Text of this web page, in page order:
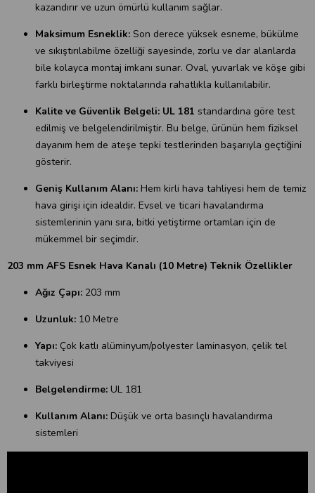
kazandırır ve uzun ömürlü kullanım sağlar.
Maksimum Esneklik: Son derece yüksek esneme, bükülme
ve sıkıştırılabilme özelliği sayesinde, zorlu ve dar alanlarda
bile kolayca montaj imkanı sunar. Oval, yuvarlak ve köşe gibi
farklı birleştirme noktalarında rahatlıkla kullanılabilir.
Kalite ve Güvenlik Belgeli: UL 181 standardına göre test
edilmiş ve belgelendirilmiştir. Bu belge, ürünün hem fiziksel
dayanım hem de ateşe tepki testlerinden başarıyla geçtiğini
gösterir.
Geniş Kullanım Alanı: Hem kirli hava tahliyesi hem de temiz
hava girişi için idealdir. Evsel ve ticari havalandırma
sistemlerinin yanı sıra, bitki yetiştirme ortamları için de
mükemmel bir seçimdir.
203 mm AFS Esnek Hava Kanalı (10 Metre) Teknik Özellikler
Ağız Çapı: 203 mm
Uzunluk: 10 Metre
Yapı: Çok katlı alüminyum/polyester laminasyon, çelik tel
takviyesi
Belgelendirme: UL 181
Kullanım Alanı: Düşük ve orta basınçlı havalandırma
sistemleri